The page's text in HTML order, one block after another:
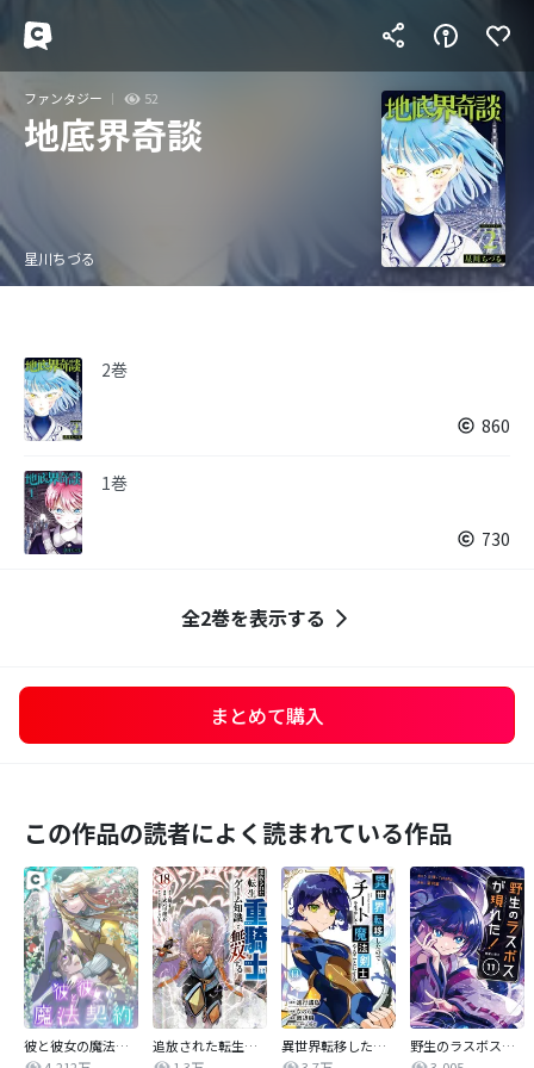
ファンタジー 52
地底界奇談
星川ちづる
2巻
860
1巻
730
全2巻を表示する
まとめて購入
この作品の読者によく読まれている作品
彼と彼女の魔法契約
追放された転生重騎士はゲーム知識で無双する
異世界転移したのでチートを生かして魔法剣士やることにする
野生のラスボスが現れた！ 黒翼の覇王